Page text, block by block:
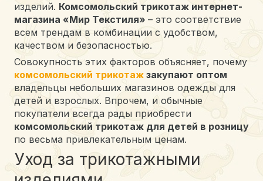
изделий. Комсомольский трикотаж интернет-
магазина «Мир Текстиля» – это соответствие
всем трендам в комбинации с удобством,
качеством и безопасностью.
Совокупность этих факторов объясняет, почему
комсомольский трикотаж закупают оптом
владельцы небольших магазинов одежды для
детей и взрослых. Впрочем, и обычные
покупатели всегда рады приобрести
комсомольский трикотаж для детей в розницу
по весьма привлекательным ценам.
Уход за трикотажными